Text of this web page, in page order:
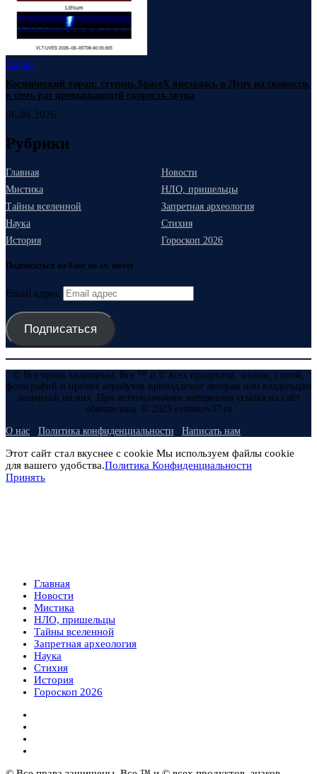
Наука
Космический таран: ступень SpaceX врезалась в Луну на скорости,
в семь раз превышающей скорость звука
06.08.2026
Рубрики
Главная
Новости
Мистика
НЛО, пришельцы
Тайны вселенной
Запретная археология
Наука
Стихия
История
Гороскоп 2026
Подписаться на блог по эл. почте
Email адрес
Подписаться
© Все права защищены. Все ™ и © всех продуктов, знаков, статей,
фотографий и прочих атрибутов принадлежат авторам или владельцам
лицензий на них. При использовании материалов ссылка на сайт
обязательна. © 2025 evmenov37.ru
О нас Политика конфиденциальности Написать нам
Этот сайт стал вкуснее с cookie Мы используем файлы cookie
для вашего удобства.Политика Конфиденциальности
Принять
Главная
Новости
Мистика
НЛО, пришельцы
Тайны вселенной
Запретная археология
Наука
Стихия
История
Гороскоп 2026